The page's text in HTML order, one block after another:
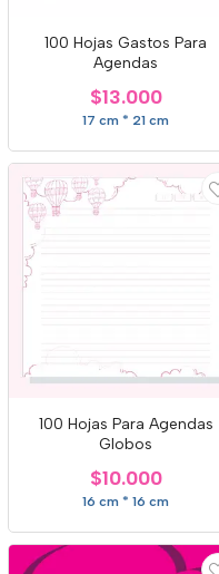
100 Hojas Gastos Para
Agendas
$13.000
17 cm * 21 cm
100 Hojas Para Agendas
Globos
$10.000
16 cm * 16 cm